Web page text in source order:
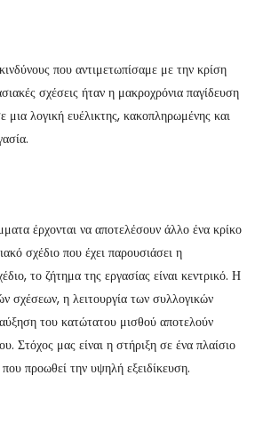
που αντιμετωπίσαμε με την κρίση
σχέσεις ήταν η μακροχρόνια παγίδευση
μια λογική ευέλικτης, κακοπληρωμένης και
έρχονται να αποτελέσουν άλλο ένα κρίκο
σχέδιο που έχει παρουσιάσει η
το ζήτημα της εργασίας είναι κεντρικό. Η
σχέσεων, η λειτουργία των συλλογικών
του κατώτατου μισθού αποτελούν
Στόχος μας είναι η στήριξη σε ένα πλαίσιο
προωθεί την υψηλή εξειδίκευση.